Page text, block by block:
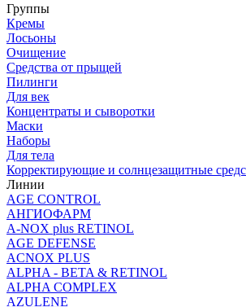
Группы
Кремы
Лосьоны
Очищение
Средства от прыщей
Пилинги
Для век
Концентраты и сыворотки
Маски
Наборы
Для тела
Корректирующие и солнцезащитные
Линии
AGE CONTROL
АНГИОФАРМ
A-NOX plus RETINOL
AGE DEFENSE
ACNOX PLUS
ALPHA - BETA & RETINOL
ALPHA COMPLEX
AZULENE